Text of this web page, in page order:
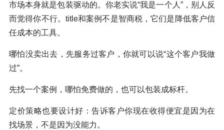
市场本身就是包装驱动的。你老实说“我是一个人”，别人反
而觉得你不行。title和案例不是智商税，它们是降低客户信
任成本的工具。
哪怕没卖出去，先服务过客户，你就可以说“这个客户我做
过”。
先找一个案例，哪怕免费做的，也可以包装成标杆。
定价策略也要设计好：告诉客户你现在收得便宜是因为在
找场景，不是因为没能力。